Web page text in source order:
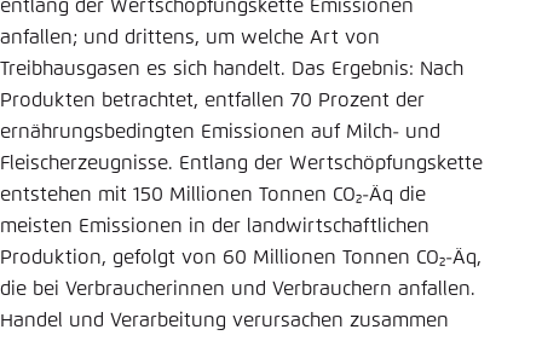
entlang der Wertschöpfungskette Emissionen
anfallen; und drittens, um welche Art von
Treibhausgasen es sich handelt. Das Ergebnis: Nach
Produkten betrachtet, entfallen 70 Prozent der
ernährungsbedingten Emissionen auf Milch- und
Fleischerzeugnisse. Entlang der Wertschöpfungskette
entstehen mit 150 Millionen Tonnen CO₂-Äq die
meisten Emissionen in der landwirtschaftlichen
Produktion, gefolgt von 60 Millionen Tonnen CO₂-Äq,
die bei Verbraucherinnen und Verbrauchern anfallen.
Handel und Verarbeitung verursachen zusammen